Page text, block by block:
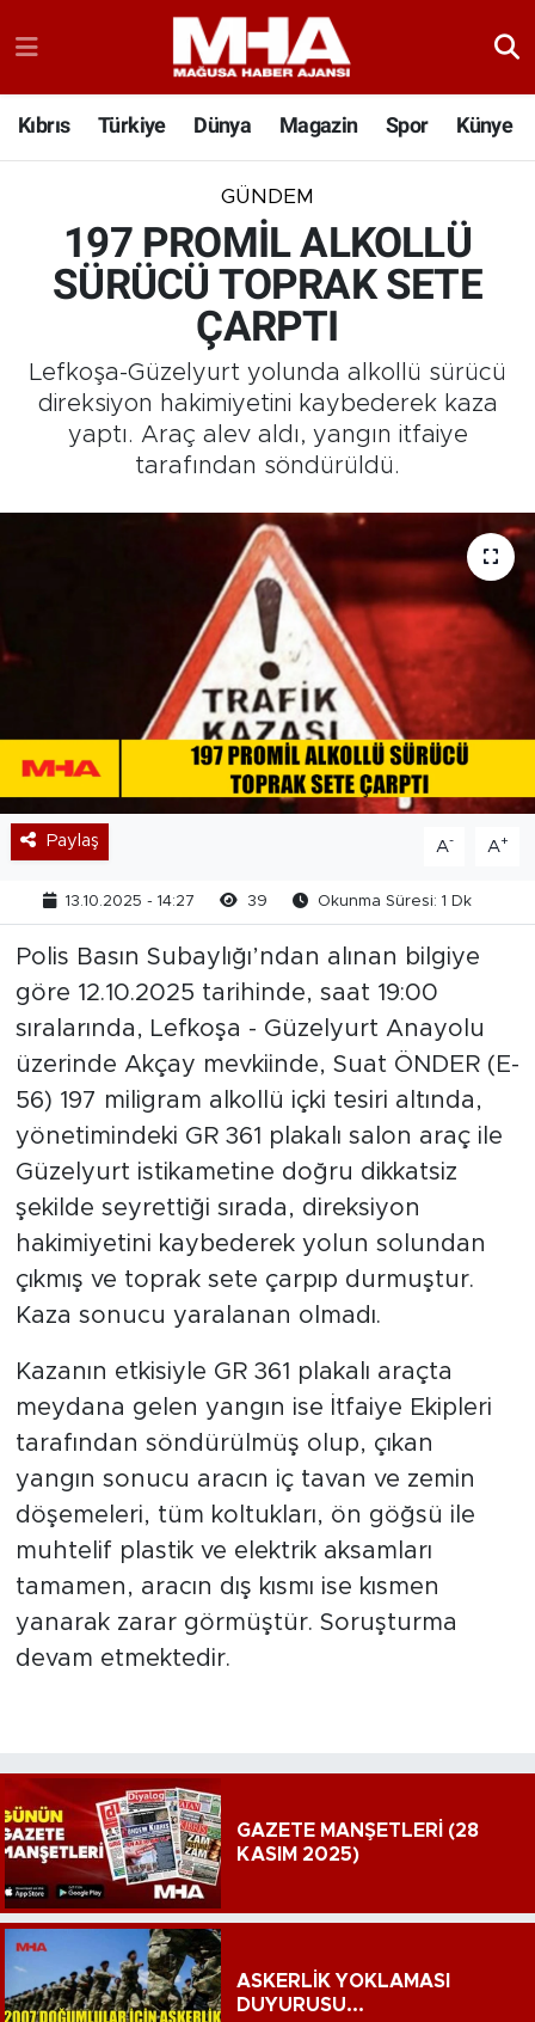
Kıbrıs Türkiye Dünya Magazin Spor Künye
GÜNDEM
197 PROMİL ALKOLLÜ
SÜRÜCÜ TOPRAK SETE
ÇARPTI
Lefkoşa-Güzelyurt yolunda alkollü sürücü
direksiyon hakimiyetini kaybederek kaza
yaptı. Araç alev aldı, yangın itfaiye
tarafından söndürüldü.
Paylaş A- A+
13.10.2025 - 14:27 39 Okunma Süresi: 1 Dk
Polis Basın Subaylığı’ndan alınan bilgiye
göre 12.10.2025 tarihinde, saat 19:00
sıralarında, Lefkoşa - Güzelyurt Anayolu
üzerinde Akçay mevkiinde, Suat ÖNDER (E-
56) 197 miligram alkollü içki tesiri altında,
yönetimindeki GR 361 plakalı salon araç ile
Güzelyurt istikametine doğru dikkatsiz
şekilde seyrettiği sırada, direksiyon
hakimiyetini kaybederek yolun solundan
çıkmış ve toprak sete çarpıp durmuştur.
Kaza sonucu yaralanan olmadı.
Kazanın etkisiyle GR 361 plakalı araçta
meydana gelen yangın ise İtfaiye Ekipleri
tarafından söndürülmüş olup, çıkan
yangın sonucu aracın iç tavan ve zemin
döşemeleri, tüm koltukları, ön göğsü ile
muhtelif plastik ve elektrik aksamları
tamamen, aracın dış kısmı ise kısmen
yanarak zarar görmüştür. Soruşturma
devam etmektedir.
GAZETE MANŞETLERİ (28
KASIM 2025)
ASKERLİK YOKLAMASI
DUYURUSU...